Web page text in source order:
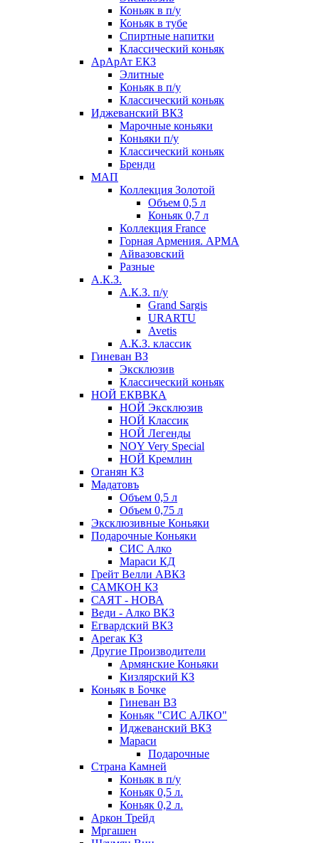
Коньяк в п/у
Коньяк в тубе
Спиртные напитки
Классический коньяк
АрАрАт ЕКЗ
Элитные
Коньяк в п/у
Классический коньяк
Иджеванский ВКЗ
Марочные коньяки
Коньяки п/у
Классический коньяк
Бренди
МАП
Коллекция Золотой
Объем 0,5 л
Коньяк 0,7 л
Коллекция France
Горная Армения. АРМА
Айвазовский
Разные
А.К.З.
А.К.З. п/у
Grand Sargis
URARTU
Avetis
А.К.З. классик
Гиневан ВЗ
Эксклюзив
Классический коньяк
НОЙ ЕКВВКА
НОЙ Эксклюзив
НОЙ Классик
НОЙ Легенды
NOY Very Speсial
НОЙ Кремлин
Оганян КЗ
Мадатовъ
Объем 0,5 л
Объем 0,75 л
Эксклюзивные Коньяки
Подарочные Коньяки
СИС Алко
Мараси КД
Грейт Велли АВКЗ
САМКОН КЗ
САЯТ - НОВА
Веди - Алко ВКЗ
Егвардский ВКЗ
Арегак КЗ
Другие Производители
Армянские Коньяки
Кизлярский КЗ
Коньяк в Бочке
Гиневан ВЗ
Коньяк "СИС АЛКО"
Иджеванский ВКЗ
Мараси
Подарочные
Страна Камней
Коньяк в п/у
Коньяк 0,5 л.
Коньяк 0,2 л.
Аркон Трейд
Мргашен